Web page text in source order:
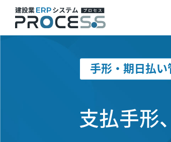
導入
総合
戸建
手形・期日払い
支払手形